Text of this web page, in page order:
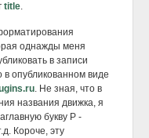
title.
однажды меня
в записи
в опубликованном виде
. Не зная, что в
названия движка, я
букву P -
Короче, эту